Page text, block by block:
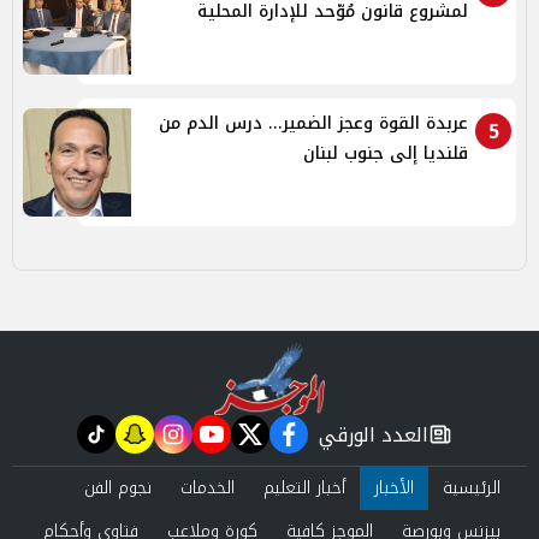
لمشروع قانون مُوّحد للإدارة المحلية
5
عربدة القوة وعجز الضمير... درس الدم من
قلنديا إلى جنوب لبنان
newspaper
العدد الورقي facebook
twitter
youtube
instagram
snapchat
tiktok
الرئيسية الأخبار أخبار التعليم الخدمات
نجوم الفن
بيزنس وبورصة
الموجز كافية كورة وملاعب فتاوى وأحكام